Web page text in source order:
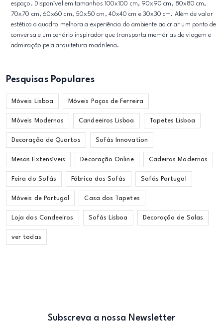
espaço. Disponível em tamanhos 100x100 cm, 90x90 cm, 80x80 cm,
70x70 cm, 60x60 cm, 50x50 cm, 40x40 cm e 30x30 cm. Além de valor
estético o quadro melhora a experiência do ambiente ao criar um ponto de
conversa e um cenário inspirador que transporta memórias de viagem e
admiração pela arquitetura madrilena.
Pesquisas Populares
Móveis Lisboa Móveis Paços de Ferreira
Móveis Modernos Candeeiros Lisboa Tapetes Lisboa
Decoração de Quartos Sofás Innovation
Mesas Extensíveis Decoração Online Cadeiras Modernas
Feira do Sofás Fábrica dos Sofás Sofás Portugal
Móveis de Portugal Casa dos Tapetes
Loja dos Candeeiros Sofás Lisboa Decoração de Salas
ver todas
Subscreva a nossa Newsletter